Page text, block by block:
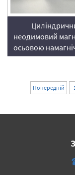
неодимовий
осьовою
–
Попередній